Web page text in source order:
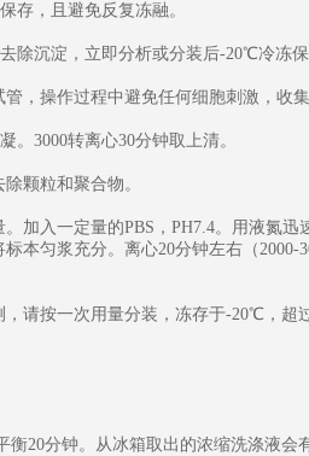
存，且避免反复冻融。
沉淀，立即分析或分装后-20℃冷冻保
，操作过程中避免任何细胞刺激，收
3000转离心30分钟取上清。
颗粒和聚合物。
加入一定量的PBS，PH7.4。用液氮
标本匀浆充分。离心20分钟左右（
请按一次用量分装，冻存于-20℃，
20分钟。从冰箱取出的浓缩洗涤液会